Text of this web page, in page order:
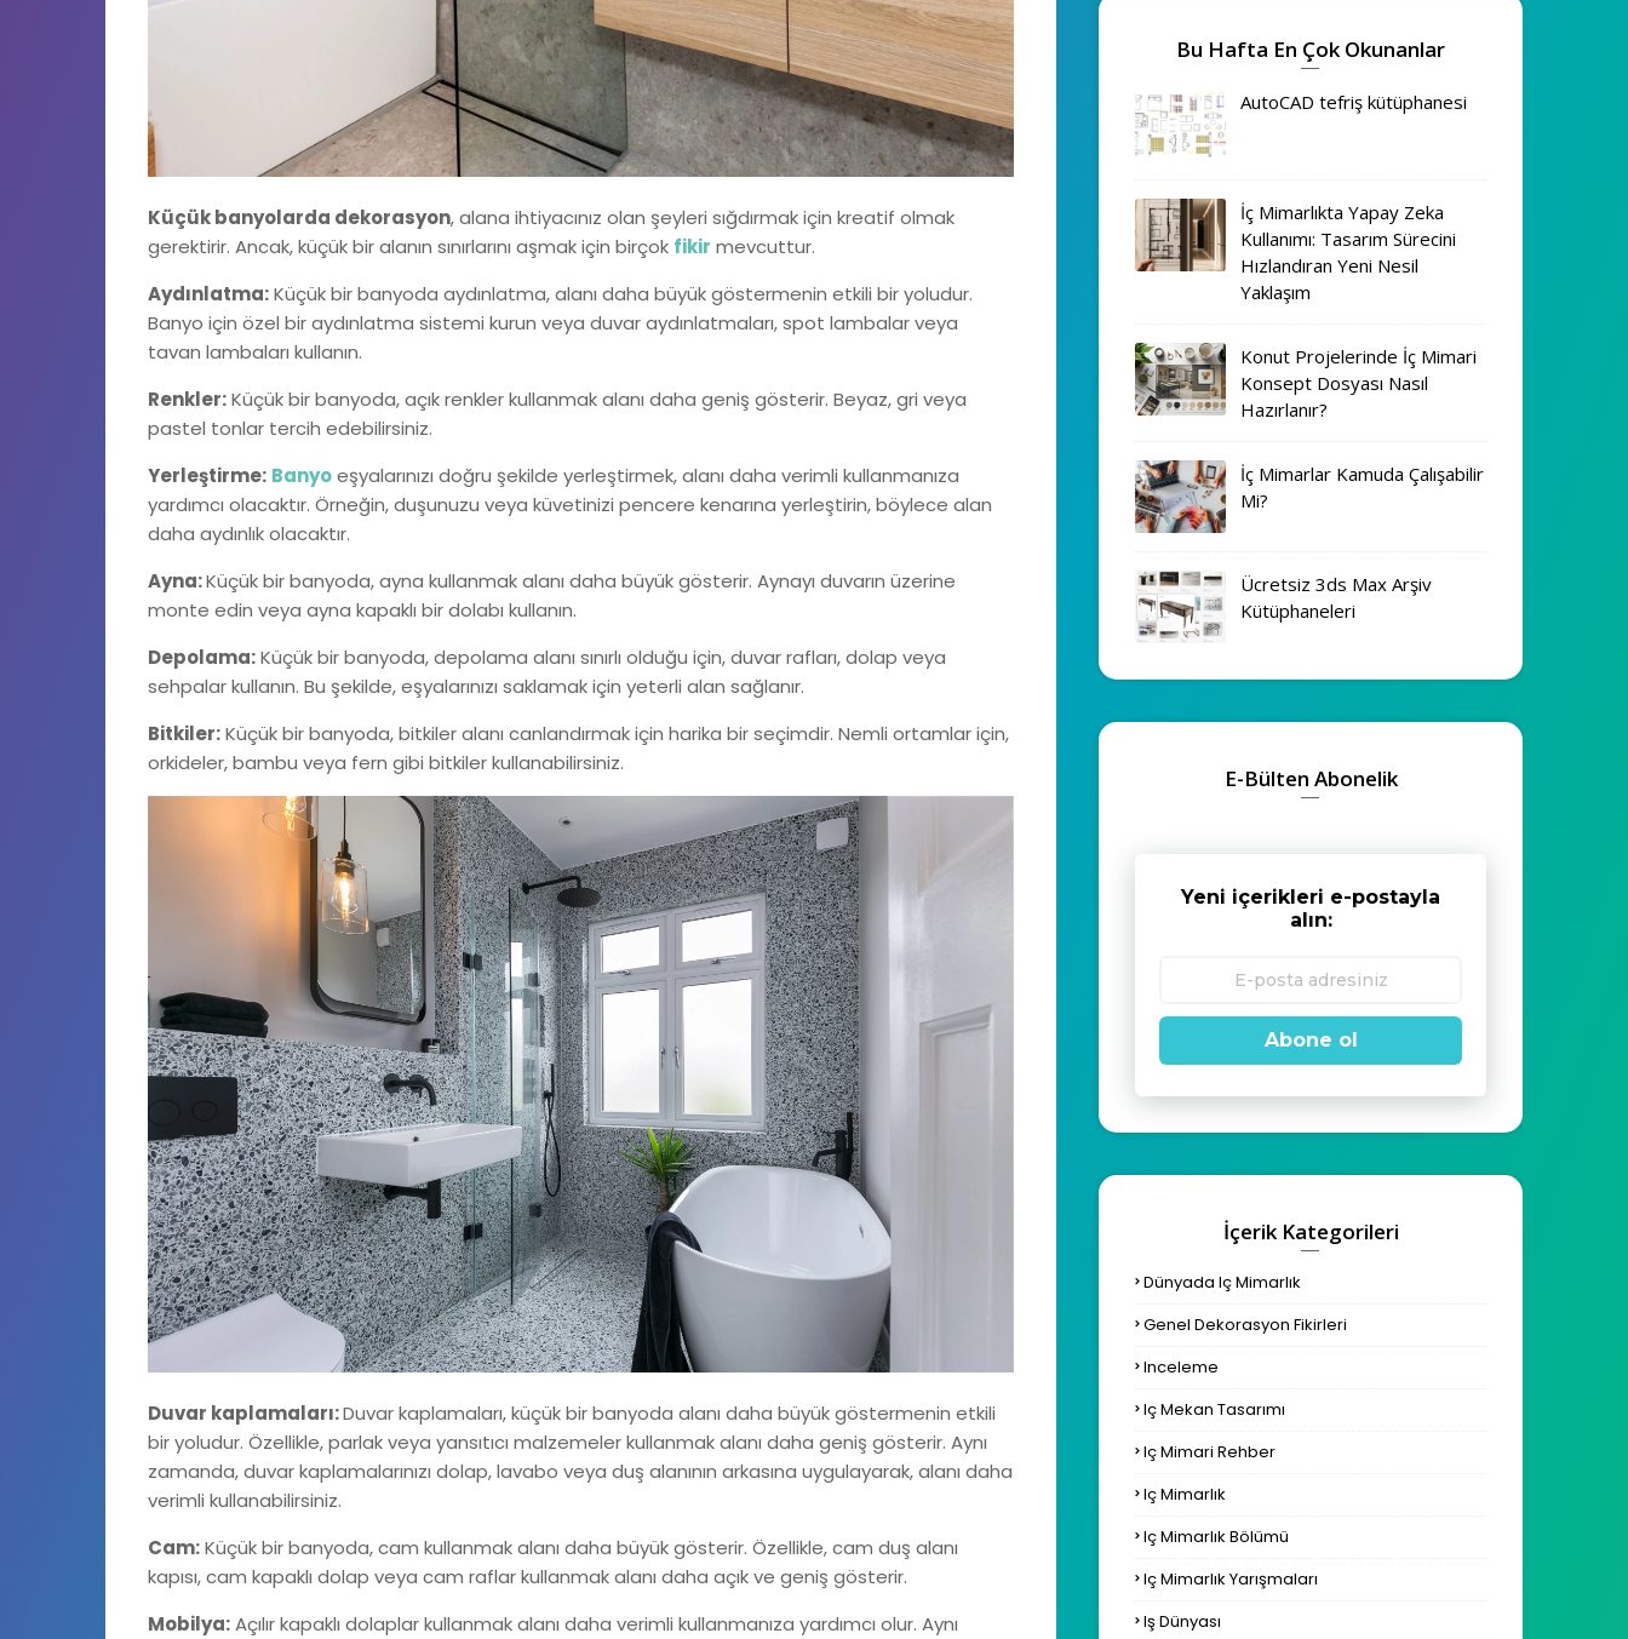
Küçük banyolarda dekorasyon, alana ihtiyacınız olan şeyleri sığdırmak için kreatif olmak
gerektirir. Ancak, küçük bir alanın sınırlarını aşmak için birçok fikir mevcuttur.
Aydınlatma:Küçük bir banyoda aydınlatma, alanı daha büyük göstermenin etkili bir yoludur.
Banyo için özel bir aydınlatma sistemi kurun veya duvar aydınlatmaları, spot lambalar veya
tavan lambaları kullanın.
Renkler:Küçük bir banyoda, açık renkler kullanmak alanı daha geniş gösterir. Beyaz, gri veya
pastel tonlar tercih edebilirsiniz.
Yerleştirme: Banyoeşyalarınızı doğru şekilde yerleştirmek, alanı daha verimli kullanmanıza
yardımcı olacaktır. Örneğin, duşunuzu veya küvetinizi pencere kenarına yerleştirin, böylece alan
daha aydınlık olacaktır.
Ayna:Küçük bir banyoda, ayna kullanmak alanı daha büyük gösterir. Aynayı duvarın üzerine
monte edin veya ayna kapaklı bir dolabı kullanın.
Depolama:Küçük bir banyoda, depolama alanı sınırlı olduğu için, duvar rafları, dolap veya
sehpalar kullanın. Bu şekilde, eşyalarınızı saklamak için yeterli alan sağlanır.
Bitkiler:Küçük bir banyoda, bitkiler alanı canlandırmak için harika bir seçimdir. Nemli ortamlar için,
orkideler, bambu veya fern gibi bitkiler kullanabilirsiniz.
Duvar kaplamaları:Duvar kaplamaları, küçük bir banyoda alanı daha büyük göstermenin etkili
bir yoludur. Özellikle, parlak veya yansıtıcı malzemeler kullanmak alanı daha geniş gösterir. Aynı
zamanda, duvar kaplamalarınızı dolap, lavabo veya duş alanının arkasına uygulayarak, alanı daha
verimli kullanabilirsiniz.
Cam:Küçük bir banyoda, cam kullanmak alanı daha büyük gösterir. Özellikle, cam duş alanı
kapısı, cam kapaklı dolap veya cam raflar kullanmak alanı daha açık ve geniş gösterir.
Mobilya:Açılır kapaklı dolaplar kullanmak alanı daha verimli kullanmanıza yardımcı olur. Aynı
Bu Hafta En Çok Okunanlar
AutoCAD tefriş kütüphanesi
İç Mimarlıkta Yapay Zeka
Kullanımı: Tasarım Sürecini
Hızlandıran Yeni Nesil
Yaklaşım
Konut Projelerinde İç Mimari
Konsept Dosyası Nasıl
Hazırlanır?
İç Mimarlar Kamuda Çalışabilir
Mi?
Ücretsiz 3ds Max Arşiv
Kütüphaneleri
E-Bülten Abonelik
Yeni içerikleri e-postayla
alın:
Abone ol
İçerik Kategorileri
Dünyada Iç Mimarlık
Genel Dekorasyon Fikirleri
Inceleme
Iç Mekan Tasarımı
Iç Mimari Rehber
Iç Mimarlık
Iç Mimarlık Bölümü
Iç Mimarlık Yarışmaları
Iş Dünyası